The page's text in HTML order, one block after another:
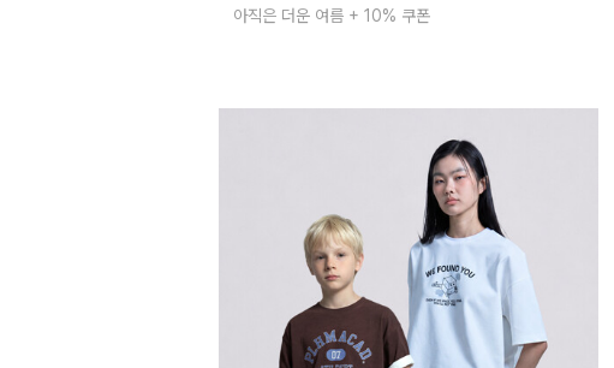
아직은 더운 여름 + 10% 쿠폰